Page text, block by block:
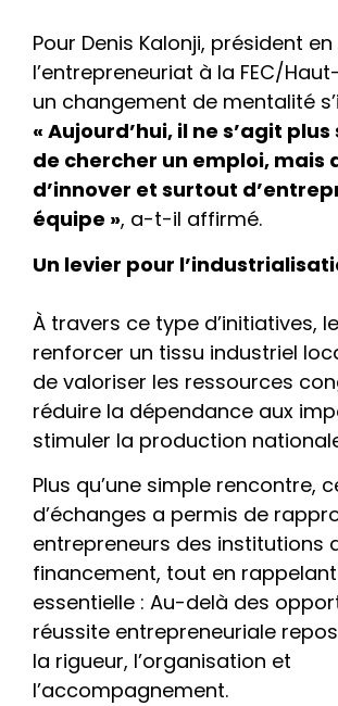
Pour Denis Kalonji, président
l’entrepreneuriat à la FEC/
un changement de mentalité
« Aujourd’hui, il ne s’agit
de chercher un emploi, mais
d’innover et surtout
équipe », a-t-il affirmé.
Un levier pour
À travers ce type d’initiatives,
renforcer un tissu industriel
de valoriser les ressources
réduire la dépendance aux
stimuler la production
Plus qu’une simple rencontre,
d’échanges a permis de
entrepreneurs des institutions
financement, tout en
essentielle : Au-delà des
réussite entrepreneuriale
la rigueur, l’organisation et
l’accompagnement.